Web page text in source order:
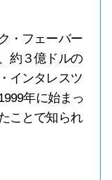
・フェーバー
約３億ドルの
インタレスツ
年に始まっ
ことで知られ